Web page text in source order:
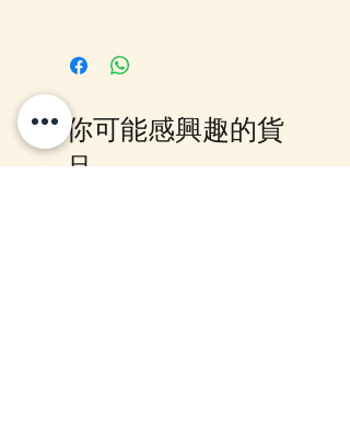
Out 購買, 如系統顯示為"無庫
Facebook PM 或 Whatsapp 我們
訂貨, 詳情請Facebook PM 或
Whatsapp 聯絡我們
你可能感興趣的貨
品